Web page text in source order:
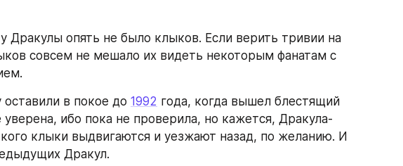
у Дракулы опять не было клыков. Если верить тривии на
совсем не мешало их видеть некоторым фанатам с
оставили в покое до 1992 года, когда вышел блестящий
ибо пока не проверила, но кажется, Дракула-
клыки выдвигаются и уезжают назад, по желанию. И
Дракул.